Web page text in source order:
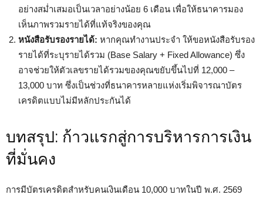
อย่างสม่ำเสมอเป็นเวลาอย่างน้อย 6 เดือน เพื่อให้ธนาคารมอง
เห็นภาพรวมรายได้ที่แท้จริงของคุณ
หนังสือรับรองรายได้: หากคุณทำงานประจำ ให้ขอหนังสือรับรอง
รายได้ที่ระบุรายได้รวม (Base Salary + Fixed Allowance) ซึ่ง
อาจช่วยให้ตัวเลขรายได้รวมของคุณขยับขึ้นไปที่ 12,000 –
13,000 บาท ซึ่งเป็นช่วงที่ธนาคารหลายแห่งเริ่มพิจารณาบัตร
เครดิตแบบไม่มีหลักประกันได้
บทสรุป: ก้าวแรกสู่การบริหารการเงิน
ที่มั่นคง
การมีบัตรเครดิตสำหรับคนเงินเดือน 10,000 บาทในปี พ.ศ. 2569